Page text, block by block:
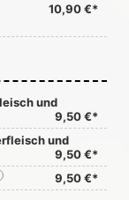
10,90 €*
und
9,50 €*
und
9,50 €*
9,50 €*